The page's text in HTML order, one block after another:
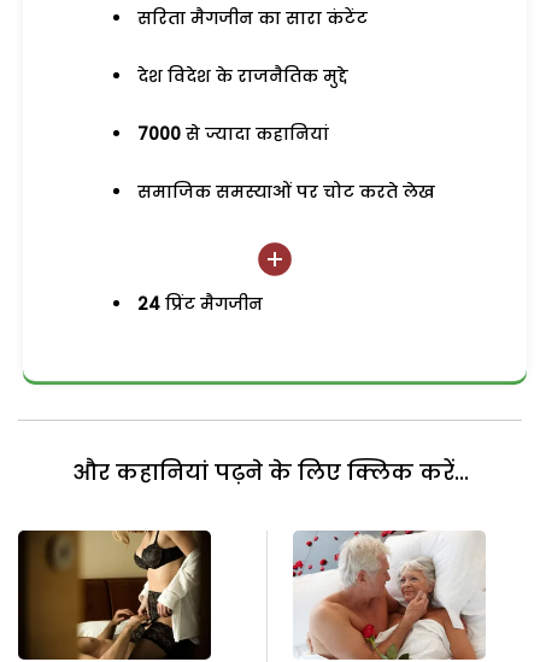
सरिता मैगजीन का सारा कंटेंट
देश विदेश के राजनैतिक मुद्दे
7000 से ज्यादा कहानियां
समाजिक समस्याओं पर चोट करते लेख
24 प्रिंट मैगजीन
और कहानियां पढ़ने के लिए क्लिक करें...